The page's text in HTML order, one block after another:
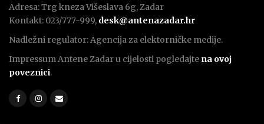
Adresa: Trg kneza Višeslava 6g, Zadar
Kontakt: 023/777-999, desk@antenazadar.hr
Nadležni regulator: Agencija za elektorničke medije.
Impressum Antene Zadar u cijelosti pogledajte na ovoj
poveznici.